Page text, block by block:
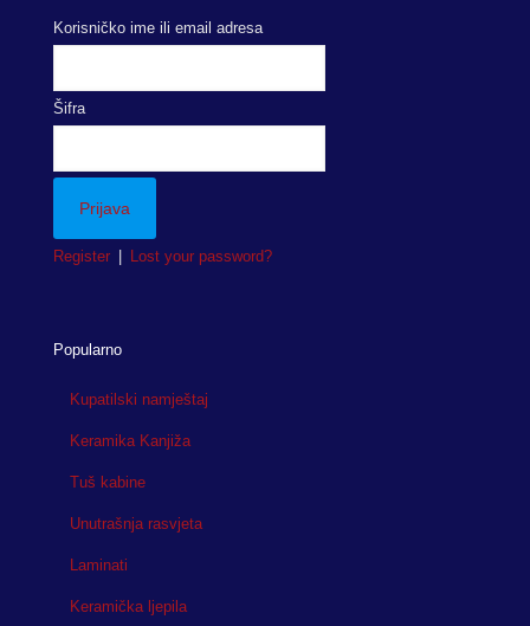
Korisničko ime ili email adresa
Šifra
Register Lost your password?
Popularno
Kupatilski namještaj
Keramika Kanjiža
Tuš kabine
Unutrašnja rasvjeta
Laminati
Keramička ljepila